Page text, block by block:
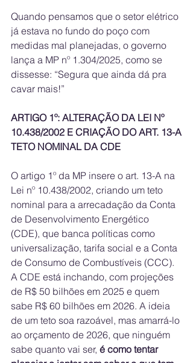
Quando pensamos que o setor elétrico
já estava no fundo do poço com
medidas mal planejadas, o governo
lança a MP nº 1.304/2025, como se
dissesse: “Segura que ainda dá pra
cavar mais!”
ARTIGO 1º: ALTERAÇÃO DA LEI Nº
10.438/2002 E CRIAÇÃO DO ART. 13-A
TETO NOMINAL DA CDE
O artigo 1º da MP insere o art. 13-A na
Lei nº 10.438/2002, criando um teto
nominal para a arrecadação da Conta
de Desenvolvimento Energético
(CDE), que banca políticas como
universalização, tarifa social e a Conta
de Consumo de Combustíveis (CCC).
A CDE está inchando, com projeções
de R$ 50 bilhões em 2025 e quem
sabe R$ 60 bilhões em 2026. A ideia
de um teto soa razoável, mas amarrá-lo
ao orçamento de 2026, que ninguém
sabe quanto vai ser, é como tentar